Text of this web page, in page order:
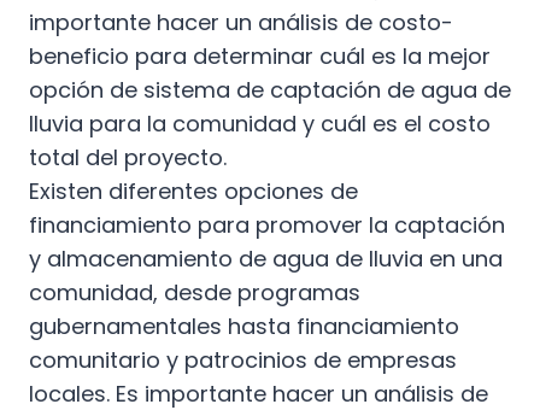
importante hacer un análisis de costo-
beneficio para determinar cuál es la mejor
opción de sistema de captación de agua de
lluvia para la comunidad y cuál es el costo
total del proyecto.
Existen diferentes opciones de
financiamiento para promover la captación
y almacenamiento de agua de lluvia en una
comunidad, desde programas
gubernamentales hasta financiamiento
comunitario y patrocinios de empresas
locales. Es importante hacer un análisis de